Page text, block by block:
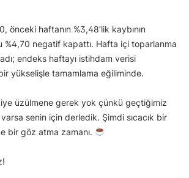
önceki haftanın %3,48’lik kaybının
%4,70 negatif kapattı. Hafta içi toparlanma
endeks haftayı istihdam verisi
bir yükselişle tamamlama eğiliminde.
üzülmene gerek yok çünkü geçtiğimiz
senin için derledik. Şimdi sıcacık bir
bir göz atma zamanı.